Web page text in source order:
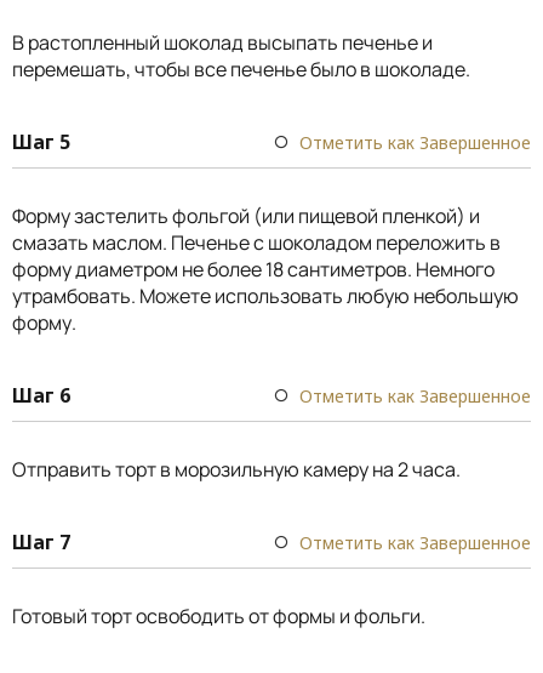
В растопленный шоколад высыпать печенье и
перемешать, чтобы все печенье было в шоколаде.
Шаг 5 Отметить как Завершенное
Форму застелить фольгой (или пищевой пленкой) и
смазать маслом. Печенье с шоколадом переложить в
форму диаметром не более 18 сантиметров. Немного
утрамбовать. Можете использовать любую небольшую
форму.
Шаг 6 Отметить как Завершенное
Отправить торт в морозильную камеру на 2 часа.
Шаг 7 Отметить как Завершенное
Готовый торт освободить от формы и фольги.